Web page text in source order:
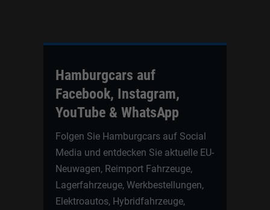
Hamburgcars auf
Facebook, Instagram,
YouTube & WhatsApp
Folgen Sie Hamburgcars auf Social
Media und entdecken Sie aktuelle EU-
Neuwagen, Reimport Fahrzeuge,
Lagerfahrzeuge, Werkbestellungen,
Elektroautos, Hybridfahrzeuge,